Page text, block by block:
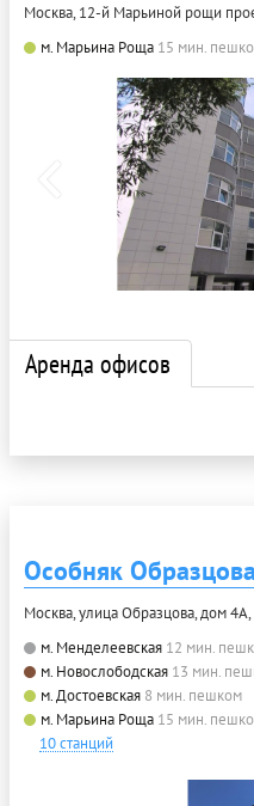
Москва, 12-й Марьиной рощи
м. Марьина Роща 15 мин.
Аренда офисов
Особняк
Москва, улица Образцова, дом 4А,
м. Менделеевская 12 мин.
м. Новослободская 13 мин.
м. Достоевская 8 мин. пешком
м. Марьина Роща 15 мин.
10 станций